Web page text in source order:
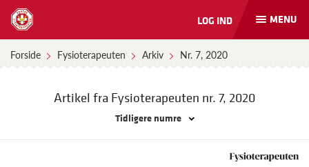
Åbn
og
MENU
LOG IND
Forside Fysioterapeuten Arkiv Nr. 7, 2020
Artikel fra Fysioterapeuten nr. 7, 2020
Tidligere numre